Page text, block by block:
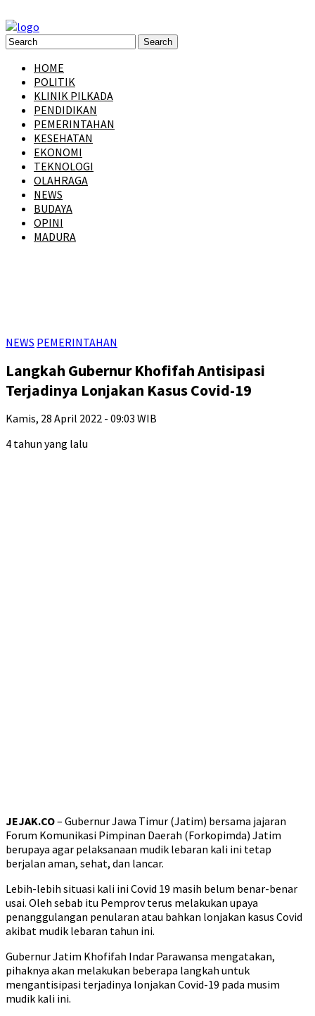
HOME
POLITIK
KLINIK PILKADA
PENDIDIKAN
PEMERINTAHAN
KESEHATAN
EKONOMI
TEKNOLOGI
OLAHRAGA
NEWS
BUDAYA
OPINI
MADURA
NEWS PEMERINTAHAN
Langkah Gubernur Khofifah Antisipasi
Terjadinya Lonjakan Kasus Covid-19
Kamis, 28 April 2022 - 09:03 WIB
4 tahun yang lalu
JEJAK.CO– Gubernur Jawa Timur (Jatim) bersama jajaran
Forum Komunikasi Pimpinan Daerah (Forkopimda) Jatim
berupaya agar pelaksanaan mudik lebaran kali ini tetap
berjalan aman, sehat, dan lancar.
Lebih-lebih situasi kali ini Covid 19 masih belum benar-benar
usai. Oleh sebab itu Pemprov terus melakukan upaya
penanggulangan penularan atau bahkan lonjakan kasus Covid
akibat mudik lebaran tahun ini.
Gubernur Jatim Khofifah Indar Parawansa mengatakan,
pihaknya akan melakukan beberapa langkah untuk
mengantisipasi terjadinya lonjakan Covid-19 pada musim
mudik kali ini.